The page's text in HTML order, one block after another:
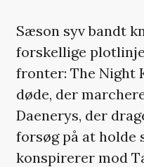
Sæson syv bandt
forskellige
fronter: The Night
døde, der
Daenerys, der
forsøg på at holde
konspirerer mod